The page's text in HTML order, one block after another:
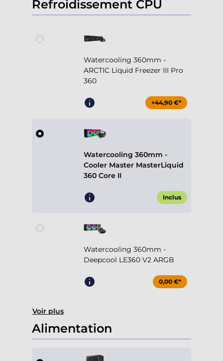
Refroidissement CPU
Watercooling 360mm -
ARCTIC Liquid Freezer III Pro
360
+44,90 €*
Watercooling 360mm -
Cooler Master MasterLiquid
360 Core II
Inclus
Watercooling 360mm -
Deepcool LE360 V2 ARGB
0,00 €*
Voir plus
Alimentation